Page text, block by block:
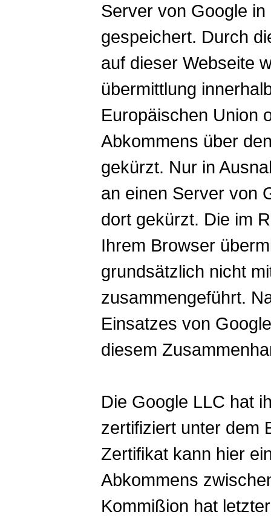
Server von Google
gespeichert. Durch
auf dieser Webseite
übermittlung
Europäischen Union
Abkommens über
gekürzt. Nur in
an einen Server von
dort gekürzt. Die im
Ihrem Browser
grundsätzlich nicht
zusammengeführt.
Einsatzes von
diesem
Die Google LLC hat
zertifiziert unter dem
Zertifikat kann hier
Abkommens
Kommißion hat